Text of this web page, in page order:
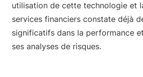
utilisation de cette technologie et
services financiers constate déjà
significatifs dans la performance
ses analyses de risques.